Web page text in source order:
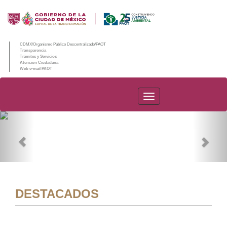
CDMX/Organismo Público Descentralizado/PAOT
Transparencia
Trámites y Servicios
Atención Ciudadana
Web e-mail PAOT
PAOT
DESTACADOS